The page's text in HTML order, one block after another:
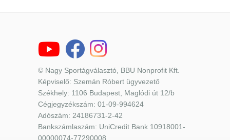
© Nagy Sportágválasztó, BBU Nonprofit Kft.
Képviselő: Szemán Róbert ügyvezető
Székhely: 1106 Budapest, Maglódi út 12/b
Cégjegyzékszám: 01-09-994624
Adószám: 24186731-2-42
Bankszámlaszám: UniCredit Bank 10918001-
00000074-77290008